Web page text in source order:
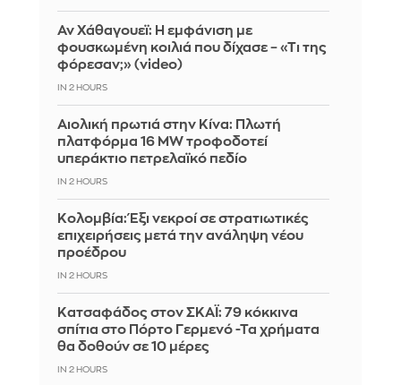
Αν Χάθαγουεϊ: Η εμφάνιση με
φουσκωμένη κοιλιά που δίχασε – «Τι της
φόρεσαν;» (video)
IN 2 HOURS
Αιολική πρωτιά στην Κίνα: Πλωτή
πλατφόρμα 16 MW τροφοδοτεί
υπεράκτιο πετρελαϊκό πεδίο
IN 2 HOURS
Κολομβία: Έξι νεκροί σε στρατιωτικές
επιχειρήσεις μετά την ανάληψη νέου
προέδρου
IN 2 HOURS
Kατσαφάδος στον ΣΚΑΪ: 79 κόκκινα
σπίτια στο Πόρτο Γερμενό -Τα χρήματα
θα δοθούν σε 10 μέρες
IN 2 HOURS